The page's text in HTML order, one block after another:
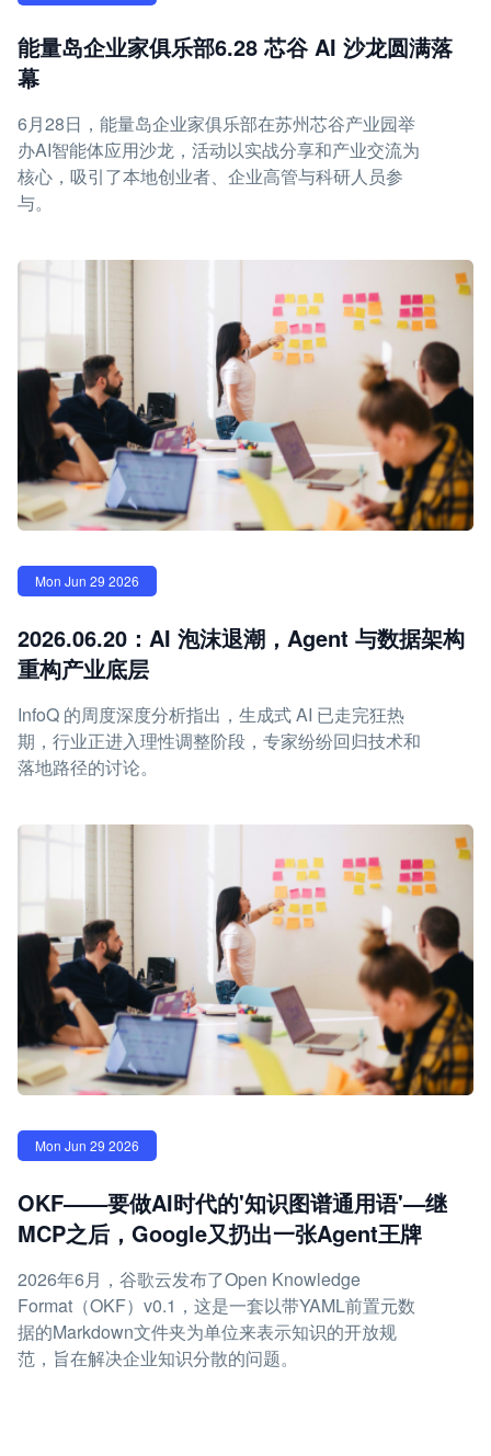
能量岛企业家俱乐部6.28 芯谷 AI 沙龙圆满落
幕
6月28日，能量岛企业家俱乐部在苏州芯谷产业园举
办AI智能体应用沙龙，活动以实战分享和产业交流为
核心，吸引了本地创业者、企业高管与科研人员参
与。
Mon Jun 29 2026
2026.06.20：AI 泡沫退潮，Agent 与数据架构
重构产业底层
InfoQ 的周度深度分析指出，生成式 AI 已走完狂热
期，行业正进入理性调整阶段，专家纷纷回归技术和
落地路径的讨论。
Mon Jun 29 2026
OKF——要做AI时代的'知识图谱通用语'—继
MCP之后，Google又扔出一张Agent王牌
2026年6月，谷歌云发布了Open Knowledge
Format（OKF）v0.1，这是一套以带YAML前置元数
据的Markdown文件夹为单位来表示知识的开放规
范，旨在解决企业知识分散的问题。